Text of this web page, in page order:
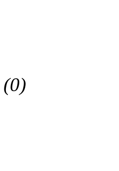
(0)